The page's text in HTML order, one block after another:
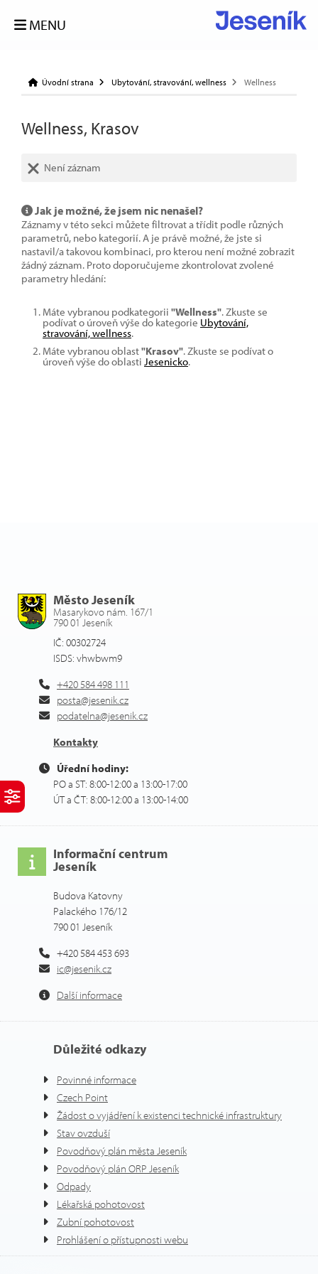
MENU
Úvodní strana Ubytování, stravování, wellness Wellness
Wellness, Krasov
Není záznam
Jak je možné, že jsem nic nenašel?
Záznamy v této sekci můžete filtrovat a třídit podle různých
parametrů, nebo kategorií. A je právě možné, že jste si
nastavil/a takovou kombinaci, pro kterou není možné zobrazit
žádný záznam. Proto doporučujeme zkontrolovat zvolené
parametry hledání:
Máte vybranou podkategorii "Wellness". Zkuste se
podívat o úroveň výše do kategorie Ubytování,
stravování, wellness.
Máte vybranou oblast"Krasov". Zkuste se podívat o
úroveň výše do oblasti Jesenicko.
Město Jeseník
Masarykovo nám. 167/1
790 01 Jeseník
IČ: 00302724
ISDS: vhwbwm9
+420 584 498 111
posta@jesenik.cz
podatelna@jesenik.cz
Kontakty
Úřední hodiny:
PO a ST: 8:00-12:00 a 13:00-17:00
ÚT a ČT: 8:00-12:00 a 13:00-14:00
Informační centrum
Jeseník
Budova Katovny
Palackého 176/12
790 01 Jeseník
+420 584 453 693
ic@jesenik.cz
Další informace
Důležité odkazy
Povinné informace
Czech Point
Žádost o vyjádření k existenci technické infrastruktury
Stav ovzduší
Povodňový plán města Jeseník
Povodňový plán ORP Jeseník
Odpady
Lékařská pohotovost
Zubní pohotovost
Prohlášení o přístupnosti webu